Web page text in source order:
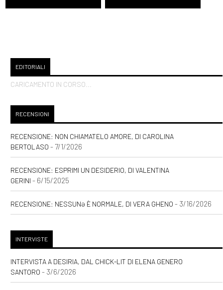
EDITORIALI
CARICAMENTO IN CORSO...
RECENSIONI
RECENSIONE: NON CHIAMATELO AMORE, DI CAROLINA
BERTOLASO - 7/1/2026
RECENSIONE: ESPRIMI UN DESIDERIO, DI VALENTINA
GERINI - 6/15/2025
RECENSIONE: NESSUNƏ È NORMALE, DI VERA GHENO - 3/16/2026
INTERVISTE
INTERVISTA A DESIRIA, DAL CHICK-LIT DI ELENA GENERO
SANTORO - 3/6/2026